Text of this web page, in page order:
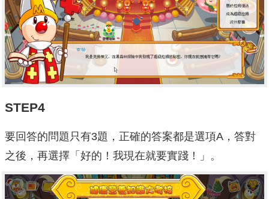
STEP4
要回答的問題只有3題，正確的答案都是選項A，答對
之後，再選擇「好的！我現在就要實踐！」。